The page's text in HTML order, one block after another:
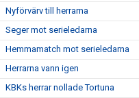
Nyförvärv till herrarna
Seger mot serieledarna
Hemmamatch mot serieledarna
Herrarna vann igen
KBKs herrar nollade Tortuna